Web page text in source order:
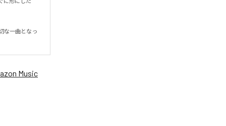
な一曲となっ
Music